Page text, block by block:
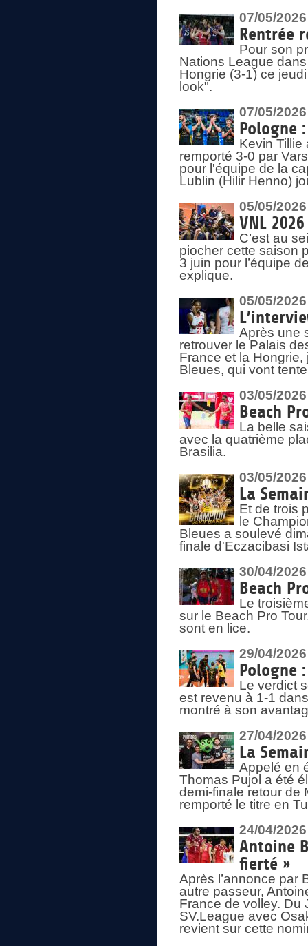
07/05/2026
Rentrée
Pour son
Nations League
Hongrie (3-1) ce
look".
07/05/2026
Pologne
Kevin Tillie
remporté 3-0 par
pour l'équipe de la
Lublin (Hilir Henno)
05/05/2026
VNL
C’est au
piocher cette saison
3 juin pour l’équipe
explique.
05/05/2026
Après une
retrouver le Palais
France et la Hongrie,
Bleues, qui vont
03/05/2026
Beach
La belle
avec la quatrième
Brasilia.
03/05/2026
La
Et de trois
le
Bleues a soulevé
finale d'Eczacibasi
30/04/2026
Beach
Le
sur le Beach Pro
sont en lice.
29/04/2026
Pologne
Le verdict
est revenu à 1-1
montré à son
27/04/2026
La
Appelé en
Thomas Pujol a été
demi-finale retour de
remporté le titre en
24/04/2026
Antoine
fierté »
Après l’annonce par
autre passeur,
France de volley. Du
SV.League avec
revient sur cette